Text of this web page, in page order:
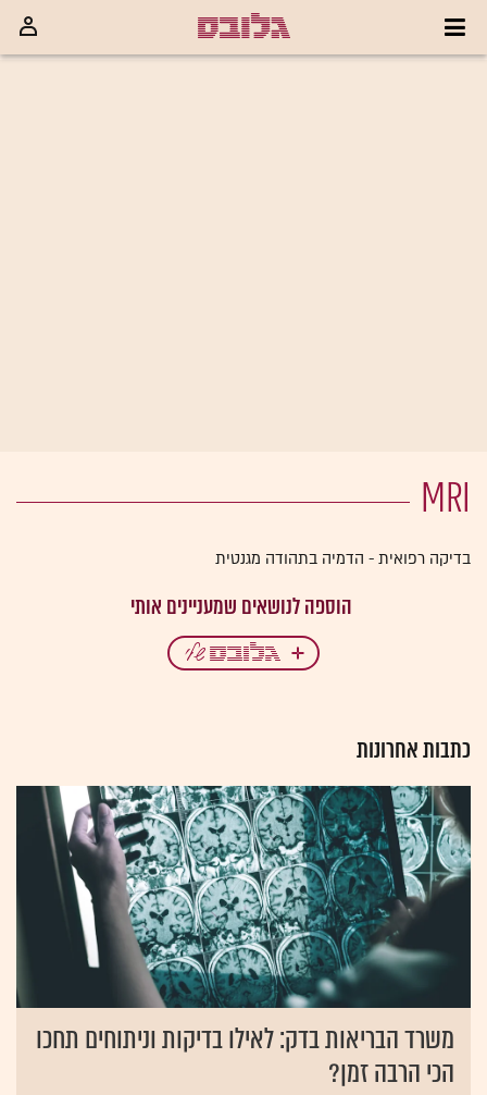
MRI
בדיקה רפואית - הדמיה בתהודה מגנטית
כתבות אחרונות
משרד הבריאות בדק: לאילו בדיקות וניתוחים תחכו
הכי הרבה זמן?